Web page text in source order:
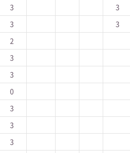
3 3
3 3
2
3
3
0
3
3
3